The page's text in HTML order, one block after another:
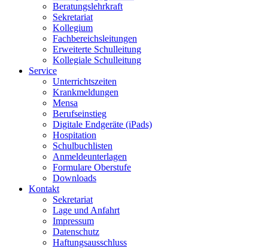
Beratungslehrkraft
Sekretariat
Kollegium
Fachbereichsleitungen
Erweiterte Schulleitung
Kollegiale Schulleitung
Service
Unterrichtszeiten
Krankmeldungen
Mensa
Berufseinstieg
Digitale Endgeräte (iPads)
Hospitation
Schulbuchlisten
Anmeldeunterlagen
Formulare Oberstufe
Downloads
Kontakt
Sekretariat
Lage und Anfahrt
Impressum
Datenschutz
Haftungsausschluss